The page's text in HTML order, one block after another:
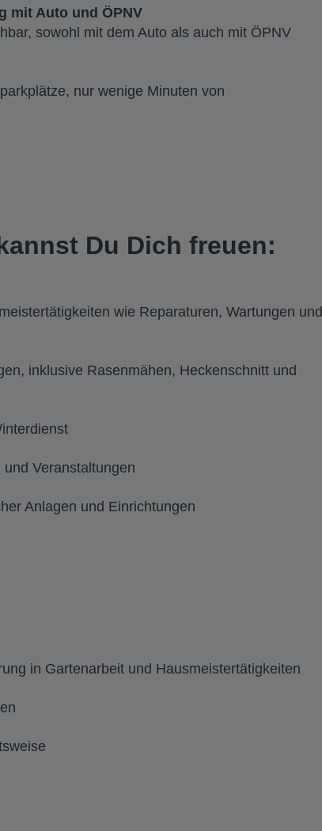
mit Auto und ÖPNV
sowohl mit dem Auto als auch mit ÖPNV
nur wenige Minuten von
Du Dich freuen:
wie Reparaturen, Wartungen und
inklusive Rasenmähen, Heckenschnitt und
Veranstaltungen
Anlagen und Einrichtungen
in Gartenarbeit und Hausmeistertätigkeiten